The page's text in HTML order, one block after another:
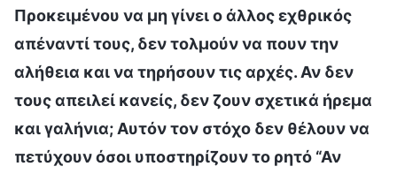
Προκειμένου να μη γίνει ο άλλος εχθρικός
απέναντί τους, δεν τολμούν να πουν την
αλήθεια και να τηρήσουν τις αρχές. Αν δεν
τους απειλεί κανείς, δεν ζουν σχετικά ήρεμα
και γαλήνια; Αυτόν τον στόχο δεν θέλουν να
πετύχουν όσοι υποστηρίζουν το ρητό “Αν